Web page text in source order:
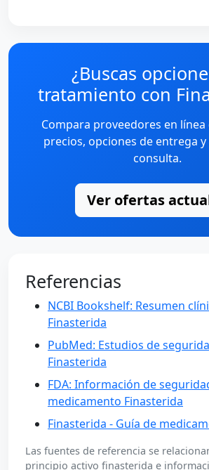
¿Buscas
tratamiento con
Compara proveedores en línea
precios, opciones de entrega
consulta.
Ver ofertas
Referencias
NCBI Bookshelf: Resumen
Finasterida
PubMed: Estudios de
Finasterida
FDA: Información de
medicamento Finasterida
Finasterida - Guía de
Las fuentes de referencia se
principio activo finasterida e